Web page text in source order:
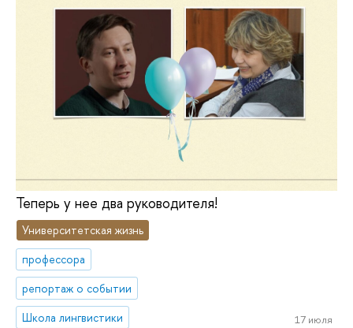
Теперь у нее два руководителя!
Университетская жизнь
профессора
репортаж о событии
Школа лингвистики
17 июля